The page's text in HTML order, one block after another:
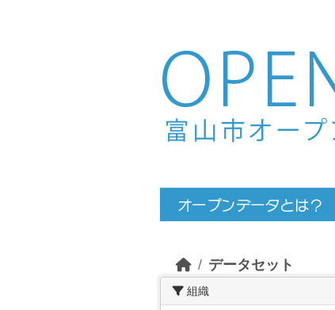
Skip to main content
データセット
組織